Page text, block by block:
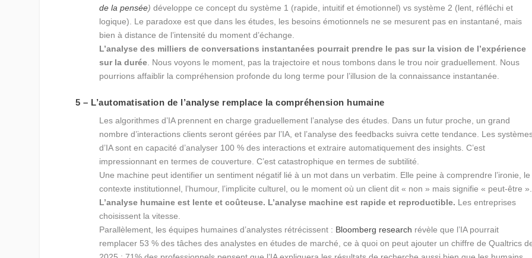
de la pensée) développe ce concept du système 1 (rapide, intuitif et émotionnel) vs système 2 (lent, réfléchi et
logique). Le paradoxe est que dans les études, les besoins émotionnels ne se mesurent pas en instantané, mais
bien à distance de l’intensité du moment d’échange.
L’analyse des milliers de conversations instantanées pourrait prendre le pas sur la vision de l’expérience
sur la durée. Nous voyons le moment, pas la trajectoire et nous tombons dans le trou noir graduellement. Nous
pourrions affaiblir la compréhension profonde du long terme pour l’illusion de la connaissance instantanée.
5 – L’automatisation de l’analyse remplace la compréhension humaine
Les algorithmes d’IA prennent en charge graduellement l’analyse des études. Dans un futur proche, un grand
nombre d’interactions clients seront gérées par l’IA, et l’analyse des feedbacks suivra cette tendance. Les
d’IA sont en capacité d’analyser 100 % des interactions et extraire automatiquement des insights. C’est
impressionnant en termes de couverture. C’est catastrophique en termes de subtilité.
Une machine peut identifier un sentiment négatif lié à un mot dans un verbatim. Elle peine à comprendre l’ironie, le
contexte institutionnel, l’humour, l’implicite culturel, ou le moment où un client dit « non » mais signifie « peut-être ».
L’analyse humaine est lente et coûteuse. L’analyse machine est rapide et reproductible. Les entreprises
choisissent la vitesse.
Parallèlement, les équipes humaines d’analystes rétrécissent : Bloomberg research révèle que l’IA pourrait
remplacer 53 % des tâches des analystes en études de marché, ce à quoi on peut ajouter un chiffre de Qualtrics